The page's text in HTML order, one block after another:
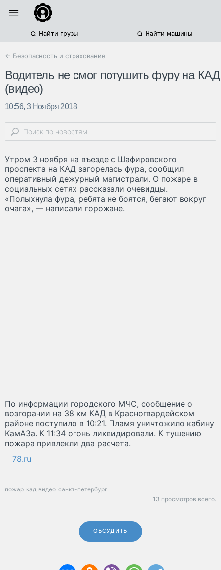
Найти грузы Найти машины
← Безопасность и страхование
Водитель не смог потушить фуру на КАД
(видео)
10:56, 3 Ноября 2018
Утром 3 ноября на въезде с Шафировского
проспекта на КАД загорелась фура, сообщил
оперативный дежурный магистрали. О пожаре в
социальных сетях рассказали очевидцы.
«Полыхнула фура, ребята не боятся, бегают вокруг
очага», — написали горожане.
По информации городского МЧС, сообщение о
возгорании на 38 км КАД в Красногвардейском
районе поступило в 10:21. Пламя уничтожило кабину
КамАЗа. К 11:34 огонь ликвидировали. К тушению
пожара привлекли два расчета.
78.ru
пожар кад видео санкт-петербург
13 просмотров всего.
ОБСУДИТЬ